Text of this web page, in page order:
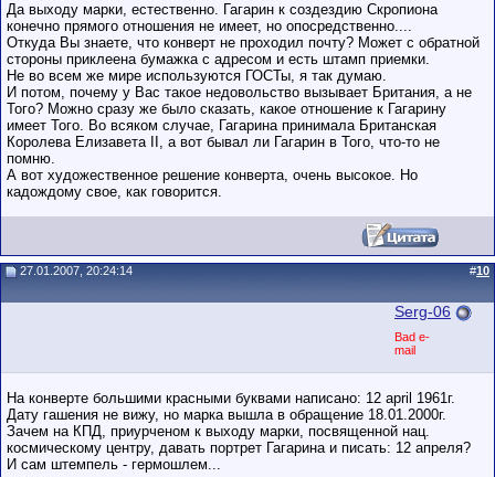
Да выходу марки, естественно. Гагарин к создездию Скропиона
конечно прямого отношения не имеет, но опосредственно....
Откуда Вы знаете, что конверт не проходил почту? Может с обратной
стороны приклеена бумажка с адресом и есть штамп приемки.
Не во всем же мире используются ГОСТы, я так думаю.
И потом, почему у Вас такое недовольство вызывает Британия, а не
Того? Можно сразу же было сказать, какое отношение к Гагарину
имеет Того. Во всяком случае, Гагарина принимала Британская
Королева Елизавета II, а вот бывал ли Гагарин в Того, что-то не
помню.
А вот художественное решение конверта, очень высокое. Но
кадождому свое, как говорится.
27.01.2007, 20:24:14 #10
Serg-06
Bad e-
mail
На конверте большими красными буквами написано: 12 april 1961г.
Дату гашения не вижу, но марка вышла в обращение 18.01.2000г.
Зачем на КПД, приурченом к выходу марки, посвященной нац.
космическому центру, давать портрет Гагарина и писать: 12 апреля?
И сам штемпель - гермошлем...